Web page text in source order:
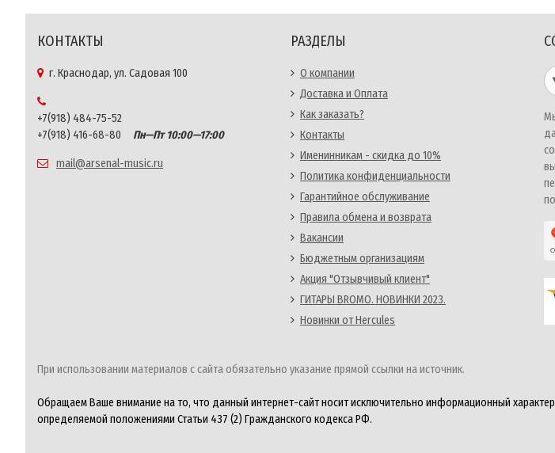
КОНТАКТЫ
г. Краснодар, ул. Садовая 100
+7(918) 484-75-52
+7(918) 416-68-80
Пн—Пт 10:00—17:00
mail@arsenal-music.ru
РАЗДЕЛЫ
О компании
Доставка и Оплата
Как заказать?
Контакты
Именинникам - скидка до 10%
Политика конфиденциальности
Гарантийное обслуживание
Правила обмена и возврата
Вакансии
Бюджетным организациям
Акция "Отзывчивый клиент"
ГИТАРЫ BROMO. НОВИНКИ 2023.
Новинки от Hercules
При использовании материалов с сайта обязательно указание прямой ссылки на источник.
Обращаем Ваше внимание на то, что данный интернет-сайт носит исключительно информационный
определяемой положениями Статьи 437 (2) Гражданского кодекса РФ.